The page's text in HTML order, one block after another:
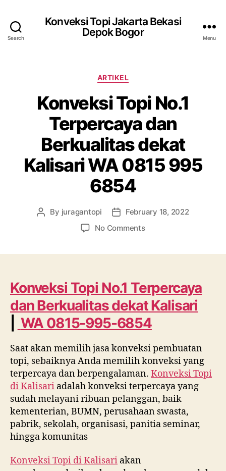
Search
Konveksi Topi Jakarta Bekasi
Depok Bogor
Menu
Categories
ARTIKEL
Konveksi Topi No.1
Terpercaya dan
Berkualitas dekat
Kalisari WA 0815 995
6854
Post
By juragantopi
PostFebruary 18, 2022
No Commentson
dan
Berkualitas
dekat
Kalisari
WA
995
6854
Konveksi Topi No.1 Terpercaya
dan Berkualitas dekatKalisari
WA 0815-995-6854
Saat akan memilih jasa konveksi pembuatan
topi, sebaiknya Anda memilih konveksi yang
terpercaya dan berpengalaman. Konveksi Topi
diKalisari adalah konveksi terpercaya yang
sudah melayani ribuan pelanggan, baik
kementerian, BUMN, perusahaan swasta,
pabrik, sekolah, organisasi, panitia seminar,
hingga komunitas
Konveksi Topi diKalisari akan